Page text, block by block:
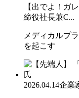
【出でよ！ガ
締役社長兼C...
メディカルプ
を起こす
2026.04.14企業